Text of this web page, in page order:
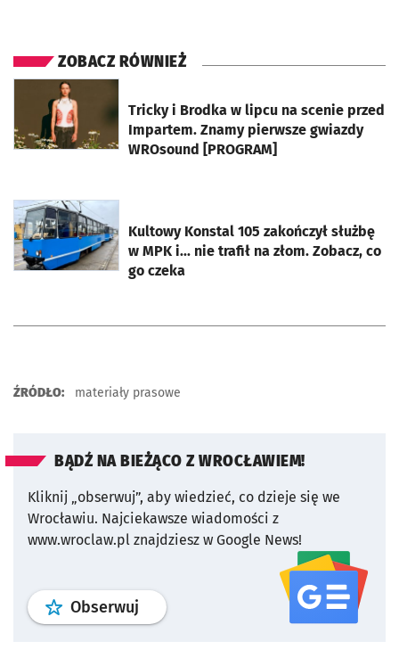
ZOBACZ RÓWNIEŻ
Tricky i Brodka w lipcu na scenie przed
Impartem. Znamy pierwsze gwiazdy
WROsound [PROGRAM]
otworzy się w nowej karcie
Kultowy Konstal 105 zakończył służbę
w MPK i... nie trafił na złom. Zobacz, co
go czeka
otworzy się w nowej karcie
ŹRÓDŁO: materiały prasowe
BĄDŹ NA BIEŻĄCO Z WROCŁAWIEM!
Kliknij „obserwuj”, aby wiedzieć, co dzieje się we
Wrocławiu. Najciekawsze wiadomości z
www.wroclaw.pl znajdziesz w Google News!
Obserwuj profil serwisu